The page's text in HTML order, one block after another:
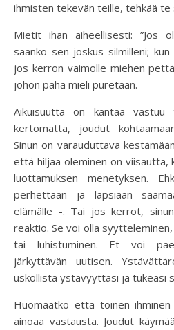
ihmisten tekevän teille, tehkää te
Mietit ihan aiheellisesti: ”Jos
saanko sen joskus silmilleni;
jos kerron vaimolle miehen
johon paha mieli puretaan.
Aikuisuutta on kantaa vastuu
kertomatta, joudut
Sinun on varauduttava
että hiljaa oleminen on
luottamuksen menetyksen.
perhettään ja lapsiaan
elämälle -. Tai jos kerrot,
reaktio. Se voi olla
tai luhistuminen. Et voi
järkyttävän uutisen.
uskollista ystävyyttäsi ja tukeasi
Huomaatko että toinen
ainoaa vastausta. Joudut